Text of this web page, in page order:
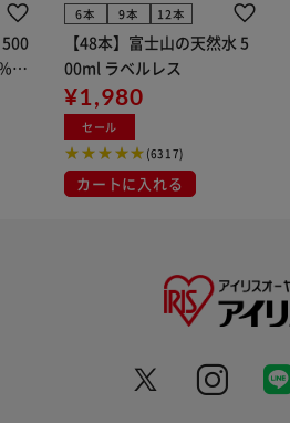
使
6本 9本 12本
【48本】富士山の天然水 5
00ml ラベルレス
¥1,980
セール
(6317)
カートに入れる